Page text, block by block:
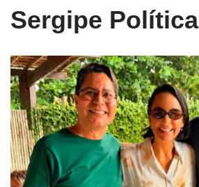
Sergipe Política